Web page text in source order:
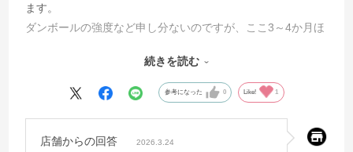
ます。
ダンボールの強度など申し分ないのですが、ここ3～4か月ほ
写真のように折り目の入れ方が不完全なものが混在している
ことが目に付くようになりました。
梱包したときに箱の形も少しゆがみがでて、きれいではあり
品質管理の徹底をお願いしたいと思います。
続きを読む
参考になった 0 Like! 1
店舗からの回答 2026.3.24